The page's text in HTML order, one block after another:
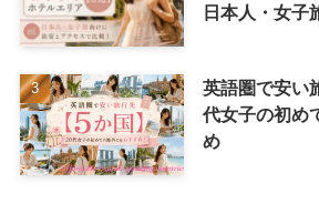
日本人・女子
英語圏で安い
代女子の初め
め